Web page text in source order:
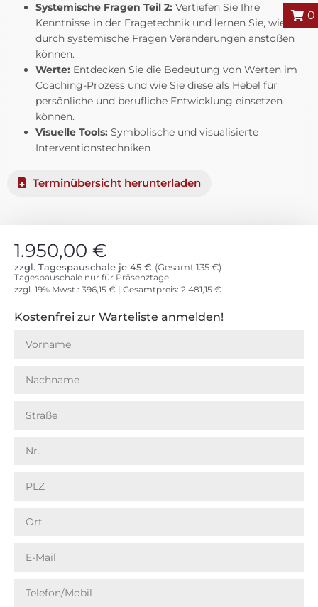
0
Systemische Fragen Teil 2: Vertiefen Sie Ihre
Kenntnisse in der Fragetechnik und lernen Sie, wie Sie
durch systemische Fragen Veränderungen anstoßen
können.
Werte: Entdecken Sie die Bedeutung von Werten im
Coaching-Prozess und wie Sie diese als Hebel für
persönliche und berufliche Entwicklung einsetzen
können.
Visuelle Tools: Symbolische und visualisierte
Interventionstechniken
Terminübersicht herunterladen
1.950,00 €
zzgl. Tagespauschale je 45 € (Gesamt 135 €)
Tagespauschale nur für Präsenztage
zzgl. 19% Mwst.: 396,15 € | Gesamtpreis: 2.481,15 €
Kostenfrei zur Warteliste anmelden!